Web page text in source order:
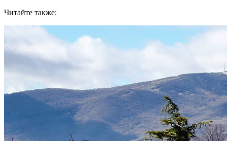
Читайте также: